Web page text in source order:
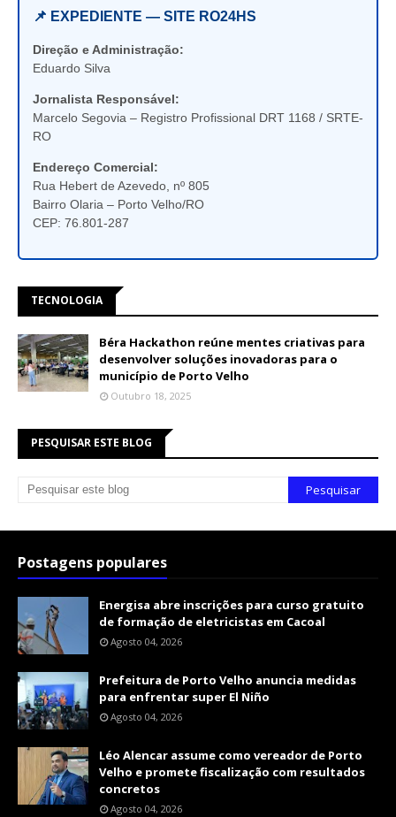
📌 EXPEDIENTE — SITE RO24HS
Direção e Administração:
Eduardo Silva
Jornalista Responsável:
Marcelo Segovia – Registro Profissional DRT 1168 / SRTE-
RO
Endereço Comercial:
Rua Hebert de Azevedo, nº 805
Bairro Olaria – Porto Velho/RO
CEP: 76.801-287
TECNOLOGIA
Béra Hackathon reúne mentes criativas para
desenvolver soluções inovadoras para o
município de Porto Velho
Outubro 18, 2025
PESQUISAR ESTE BLOG
Postagens populares
Energisa abre inscrições para curso gratuito
de formação de eletricistas em Cacoal
Agosto 04, 2026
Prefeitura de Porto Velho anuncia medidas
para enfrentar super El Niño
Agosto 04, 2026
Léo Alencar assume como vereador de Porto
Velho e promete fiscalização com resultados
concretos
Agosto 04, 2026